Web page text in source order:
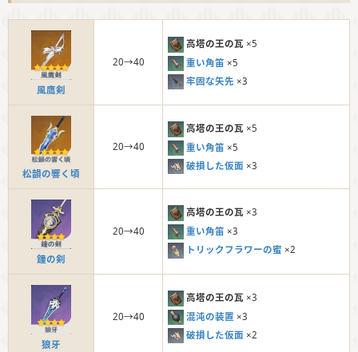
風鷹剣
20→40
高塔の王の瓦 ×5
重い角笛 ×5
牢固な矢先 ×3
松韻の響く頃
20→40
高塔の王の瓦 ×5
重い角笛 ×5
破損した仮面 ×3
鐘の剣
20→40
高塔の王の瓦 ×3
重い角笛 ×3
トリックフラワーの蜜 ×2
狼牙
20→40
高塔の王の瓦 ×3
混沌の装置 ×3
破損した仮面 ×2